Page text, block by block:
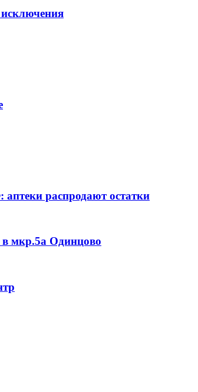
исключения
аптеки распродают остатки
в мкр.5а Одинцово